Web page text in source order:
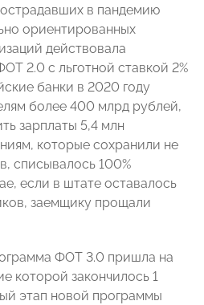
в пандемию
ориентированных
действовала
2.0 с льготной ставкой 2%
банки в 2020 году
более 400 млрд рублей,
зарплаты 5,4 млн
которые сохранили не
списывалось 100%
если в штате оставалось
заемщику прощали
ФОТ 3.0 пришла на
которой закончилось 1
этап новой программы